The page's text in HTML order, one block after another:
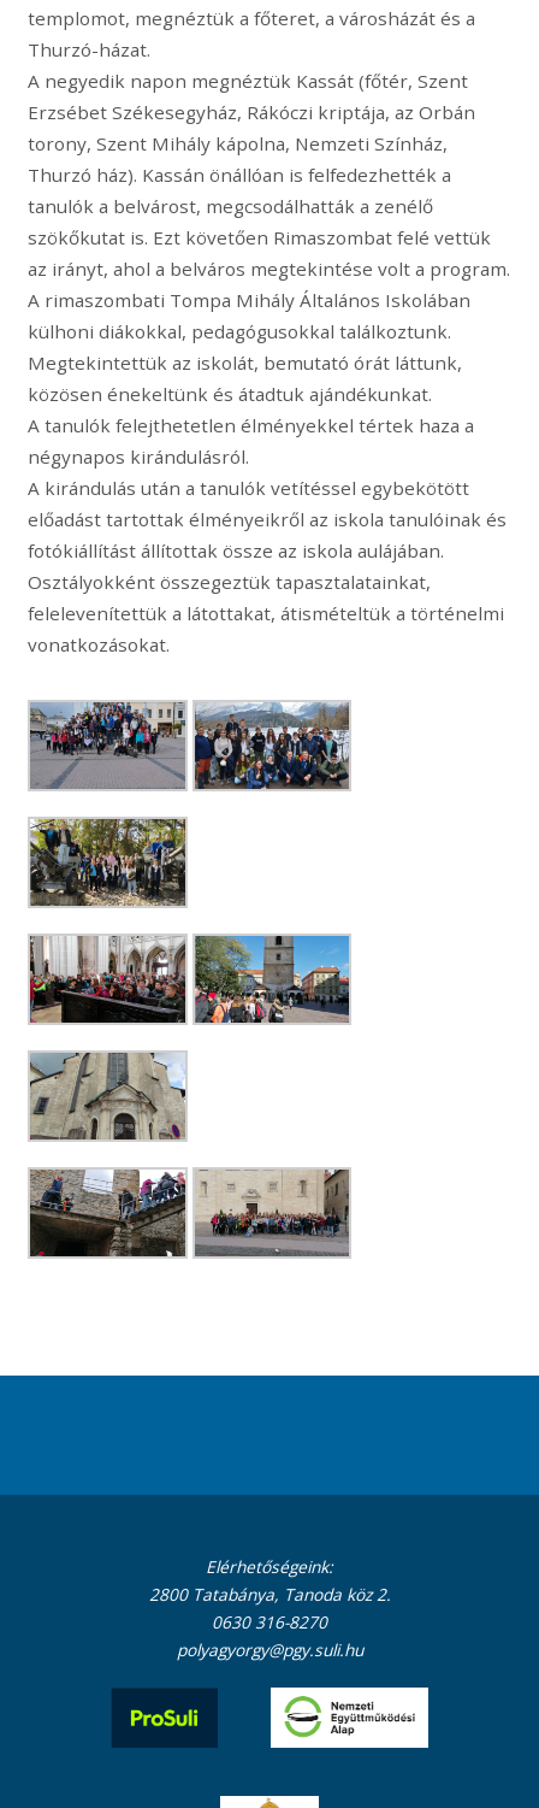
templomot, megnéztük a főteret, a városházát és a
Thurzó-házat.
A negyedik napon megnéztük Kassát (főtér, Szent
Erzsébet Székesegyház, Rákóczi kriptája, az Orbán
torony, Szent Mihály kápolna, Nemzeti Színház,
Thurzó ház). Kassán önállóan is felfedezhették a
tanulók a belvárost, megcsodálhatták a zenélő
szökőkutat is. Ezt követően Rimaszombat felé vettük
az irányt, ahol a belváros megtekintése volt a program.
A rimaszombati Tompa Mihály Általános Iskolában
külhoni diákokkal, pedagógusokkal találkoztunk.
Megtekintettük az iskolát, bemutató órát láttunk,
közösen énekeltünk és átadtuk ajándékunkat.
A tanulók felejthetetlen élményekkel tértek haza a
négynapos kirándulásról.
A kirándulás után a tanulók vetítéssel egybekötött
előadást tartottak élményeikről az iskola tanulóinak és
fotókiállítást állítottak össze az iskola aulájában.
Osztályokként összegeztük tapasztalatainkat,
felelevenítettük a látottakat, átismételtük a történelmi
vonatkozásokat.
Elérhetőségeink:
2800 Tatabánya, Tanoda köz 2.
0630 316-8270
polyagyorgy@pgy.suli.hu